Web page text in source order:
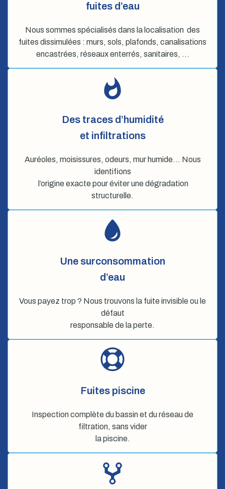
fuites d’eau
Nous sommes spécialisés dans la localisation des
fuites dissimulées : murs, sols, plafonds, canalisations
encastrées, réseaux enterrés, sanitaires, …
Des traces d’humidité
et infiltrations
Auréoles, moisissures, odeurs, mur humide… Nous
identifions
l’origine exacte pour éviter une dégradation
structurelle.
Une surconsommation
d’eau
Vous payez trop ? Nous trouvons la fuite invisible ou le
défaut
responsable de la perte.
Fuites piscine
Inspection complète du bassin et du réseau de
filtration, sans vider
la piscine.